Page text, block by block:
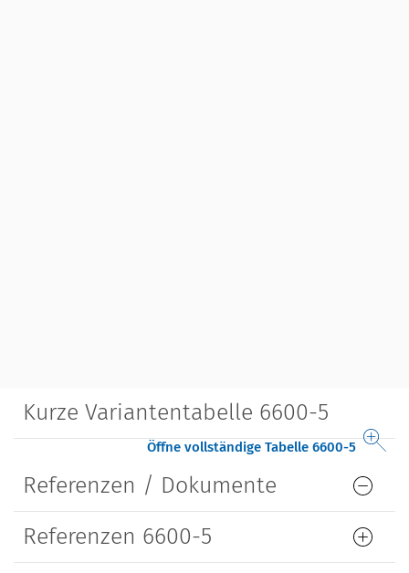
Kurze Variantentabelle 6600-5
Öffne vollständige Tabelle 6600-5
Referenzen / Dokumente
Referenzen 6600-5